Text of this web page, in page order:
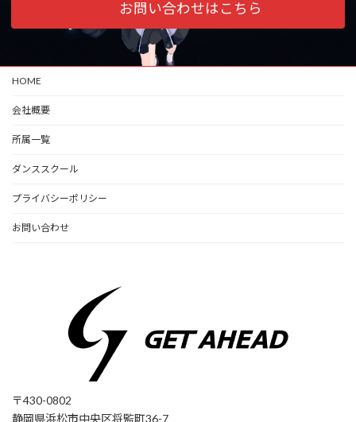
お問い合わせはこちら
HOME
会社概要
所属一覧
ダンススクール
プライバシーポリシー
お問い合わせ
〒430-0802
静岡県浜松市中央区将監町36-7